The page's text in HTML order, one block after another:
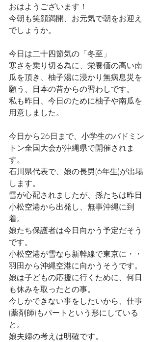
おはようございます！
今朝も笑顔満開、お元気で朝をお迎え
でしょうか。
今日は二十四節気の「冬至」
寒さを乗り切る為に、栄養価の高い南
瓜を頂き、柚子湯に浸かり無病息災を
願う、日本の昔からの習わしです。
私も昨日、今日のために柚子や南瓜を
用意しました。
今日から26日まで、小学生のバドミン
トン全国大会が沖縄県で開催されま
す。
石川県代表で、娘の長男(6年生)が出場
します。
雪が心配されましたが、孫たちは昨日
小松空港から出発し、無事沖縄に到
着。
娘たち保護者は今日向かう予定だそう
です。
小松空港が雪なら新幹線で東京に・・
羽田から沖縄空港に向かうそうです。
娘は子どもの応援に行くために、何日
も休みを取ったとの事。
今しかできない事をしたいから、仕事
(薬剤師)もパートという形にしている
と。
娘夫婦の考えは明確です。